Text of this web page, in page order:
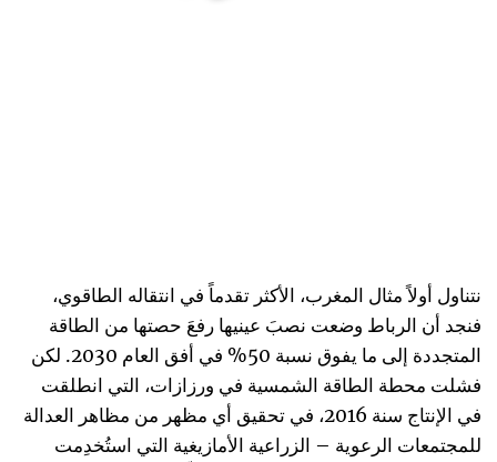
نتناول أولاً مثال المغرب، الأكثر تقدماً في انتقاله الطاقوي،
فنجد أن الرباط وضعت نصبَ عينيها رفعَ حصتها من الطاقة
المتجددة إلى ما يفوق نسبة 50% في أفق العام 2030. لكن
فشلت محطة الطاقة الشمسية في ورزازات، التي انطلقت
في الإنتاج سنة 2016، في تحقيق أي مظهر من مظاهر العدالة
للمجتمعات الرعوية – الزراعية الأمازيغية التي استُخدِمت